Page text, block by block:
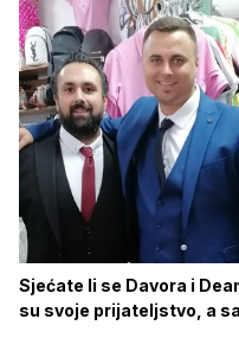
Sjećate li se Davora i
su svoje prijateljstvo, a